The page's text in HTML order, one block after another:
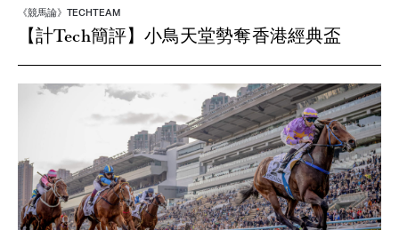
《競馬論》TECHTEAM
【計Tech簡評】小鳥天堂勢奪香港經典盃